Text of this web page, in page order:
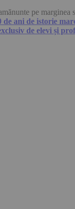
pe marginea
de ani de istorie
de elevi și